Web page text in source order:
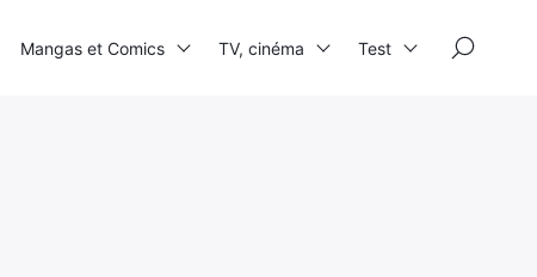
Mangas et Comics TV, cinéma Test